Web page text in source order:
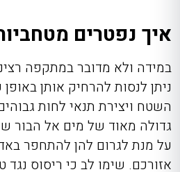
איך נפטרים
במידה ולא מדובר במתקפה
ניתן לנסות להרחיק אותן
השטח ויצירת תנאי לחות
גדולה מאוד של מים אל הבור
על מנת לגרום להן להתחפר
אזורכם. שימו לב כי ריסוס נגד